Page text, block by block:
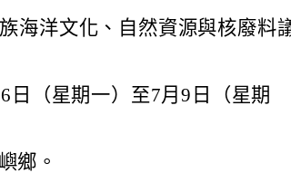
海洋文化、自然資源與核廢料
日（星期一）至7月9日（星期
鄉。